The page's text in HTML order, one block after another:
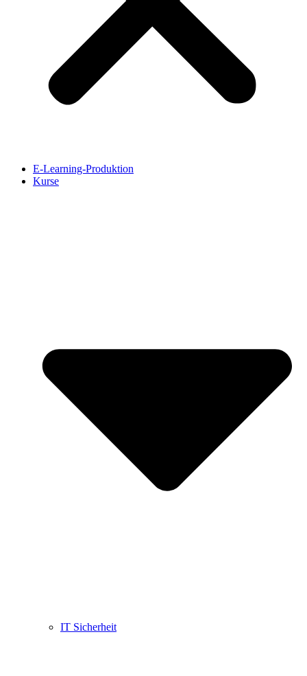
E-Learning-Produktion
Kurse
IT Sicherheit